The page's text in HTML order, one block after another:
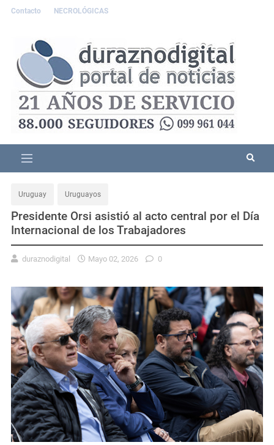
Contacto NECROLÓGICAS
Uruguay Uruguayos
Presidente Orsi asistió al acto central por el Día
Internacional de los Trabajadores
duraznodigital Mayo 02, 2026 0